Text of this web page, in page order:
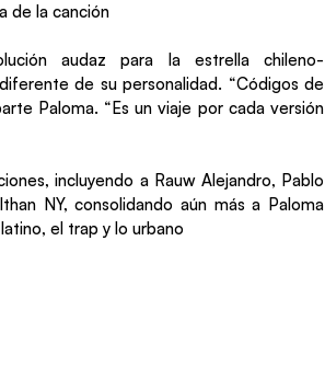
de la canción
audaz para la estrella chileno-
de su personalidad. “Códigos de
Paloma. “Es un viaje por cada versión
incluyendo a Rauw Alejandro, Pablo
NY, consolidando aún más a Paloma
el trap y lo urbano